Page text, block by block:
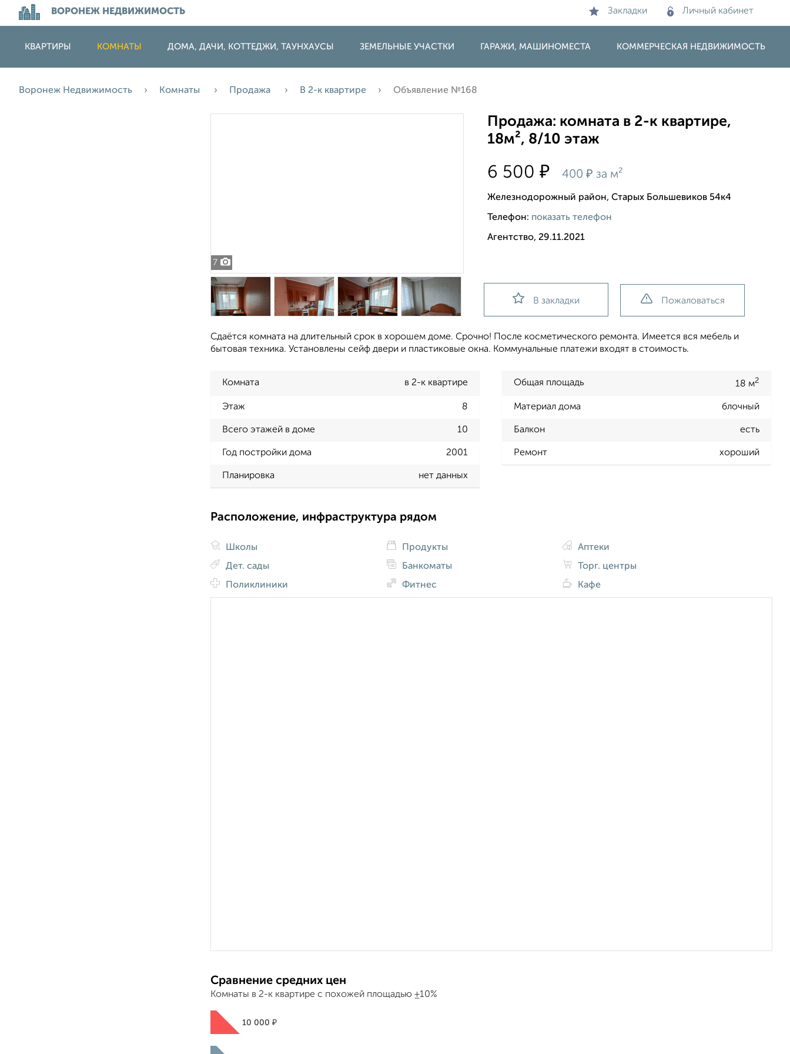
ВОРОНЕЖ НЕДВИЖИМОСТЬ Закладки Личный кабинет
КВАРТИРЫ КОМНАТЫ ДОМА, ДАЧИ, КОТТЕДЖИ, ТАУНХАУСЫ ЗЕМЕЛЬНЫЕ УЧАСТКИ ГАРАЖИ, МАШИНОМЕСТА КОММЕРЧЕСКАЯ НЕДВИЖИМОСТЬ
Воронеж Недвижимость Комнаты Продажа В 2-к квартире Объявление №168
7
Продажа: комната в 2-к квартире,
18м², 8/10 этаж
6 500₽ 400₽ за м²
Железнодорожный район, Старых Большевиков 54к4
Телефон: показать телефон
Агентство, 29.11.2021
В закладки Пожаловаться
Сдаётся комната на длительный срок в хорошем доме. Срочно! После косметического ремонта. Имеется вся мебель и
бытовая техника. Установлены сейф двери и пластиковые окна. Коммунальные платежи входят в стоимость.
Комната в 2-к квартире Общая площадь 18 м2
Этаж 8 Материал дома блочный
Всего этажей в доме 10 Балкон есть
Год постройки дома 2001 Ремонт хороший
Планировка нет данных
Расположение, инфраструктура рядом
Школы
Дет. сады
Поликлиники
Продукты
Банкоматы
Фитнес
Аптеки
Торг. центры
Кафе
Сравнение средних цен
Комнаты в 2-к квартире с похожей площадью ±10%
10 000 ₽